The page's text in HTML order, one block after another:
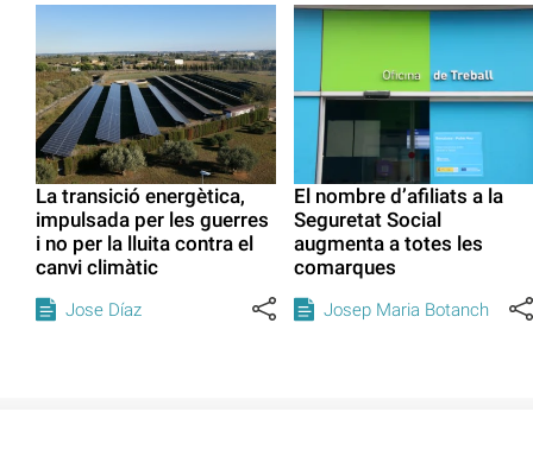
La transició energètica,
impulsada per les guerres
i no per la lluita contra el
canvi climàtic
Jose Díaz
El nombre d’afiliats a la
Seguretat Social
augmenta a totes les
comarques
Josep Maria Botanch